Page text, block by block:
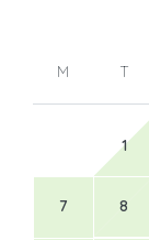
M T
1
7 8